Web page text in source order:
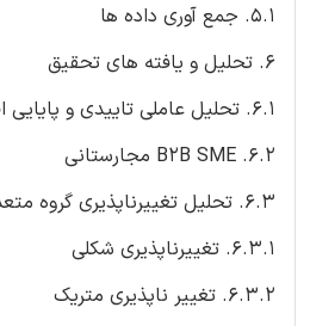
5.1. جمع آوری داده ها
6. تحلیل و یافته های تحقیق
6.1. تحلیل عاملی تاییدی و پایایی افتراقی
6.2. B2B SME مجارستانی
6.3. تحلیل تغییرناپذیری گروه متعدد
6.3.1. تغییرناپذیری شکلی
6.3.2. تغییر ناپذیری متریک